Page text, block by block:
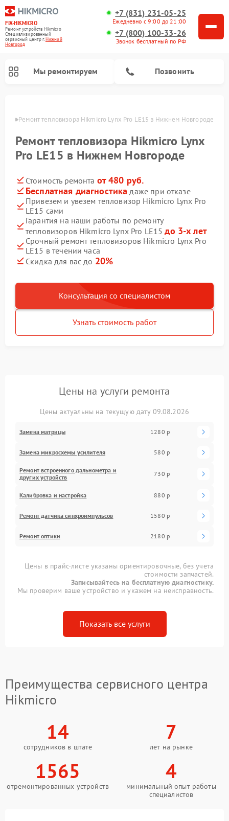
FIX-HIKMICRO
Ремонт устройств Hikmicro
Специализированный
cервисный центр г.Нижний
Новгород
+7 (831) 231-05-25
Ежедневно с 9:00 до 21:00
+7 (800) 100-33-26
Звонок бесплатный по РФ
Мы ремонтируем Позвонить
Ремонт тепловизора Hikmicro Lynx Pro LE15 в Нижнем Новгороде
Ремонт тепловизора Hikmicro Lynx
Pro LE15 в Нижнем Новгороде
Стоимость ремонта от 480 руб.
Бесплатная диагностика даже при отказе
Привезем и увезем тепловизор Hikmicro Lynx Pro
LE15 сами
Гарантия на наши работы по ремонту
тепловизоров Hikmicro Lynx Pro LE15до 3-х лет
Срочный ремонт тепловизоров Hikmicro Lynx Pro
LE15 в течении часа
Скидка для вас до 20%
Консультация со специалистом
Узнать стоимость работ
Цены на услуги ремонта
Цены актуальны на текущую дату 09.08.2026
Замена матрицы 1280 р
Замена микросхемы усилителя 580 р
Ремонт встроенного дальнометра и
других устройств
730 р
Калибровка и настройка 880 р
Ремонт датчика синхроимпульсов 1580 р
Ремонт оптики 2180 р
Цены в прайс-листе указаны ориентировочные, без учета
стоимости запчастей.
Записывайтесь на бесплатную диагностику.
Мы проверим ваше устройство и укажем на неисправность.
Показать все услуги
Преимущества сервисного центра
Hikmicro
14
сотрудников в штате
7
лет на рынке
1565
отремонтированных устройств
4
минимальный опыт работы
специалистов